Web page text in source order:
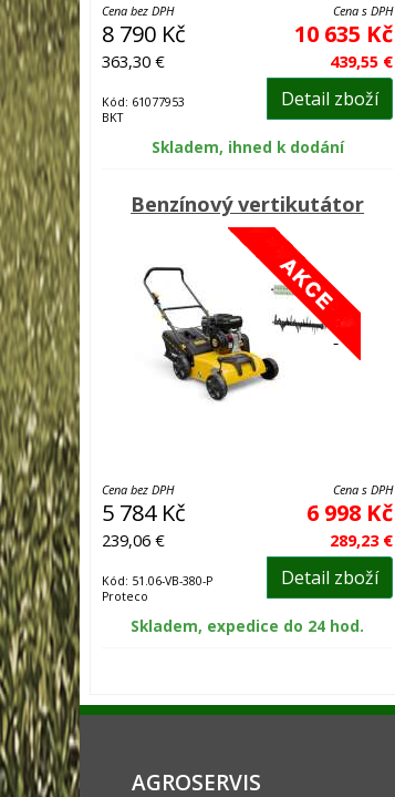
Cena bez DPH
8 790 Kč
363,30 €
Cena s DPH
10 635 Kč
439,55 €
Kód: 61077953
BKT
Detail zboží
Skladem, ihned k dodání
Benzínový vertikutátor
Cena bez DPH
5 784 Kč
239,06 €
Cena s DPH
6 998 Kč
289,23 €
Kód: 51.06-VB-380-P
Proteco
Detail zboží
Skladem, expedice do 24 hod.
AGROSERVIS